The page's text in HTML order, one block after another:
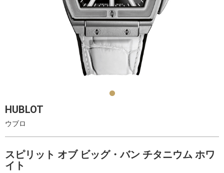
HUBLOT
ウブロ
スピリット オブ ビッグ・バン チタニウム ホワ
イト